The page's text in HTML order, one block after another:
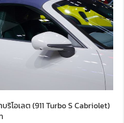
บริโอเลต (911 Turbo S Cabriolet)